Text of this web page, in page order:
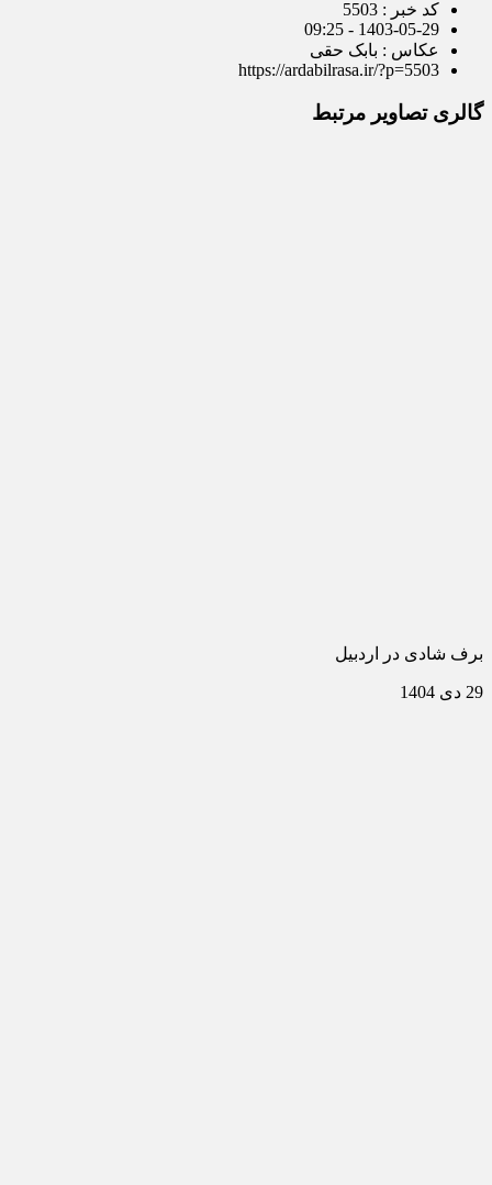
کد خبر : 5503
1403-05-29 - 09:25
عکاس : بابک حقی
https://ardabilrasa.ir/?p=5503
گالری تصاویر مرتبط
برف شادی در اردبیل
29 دی 1404